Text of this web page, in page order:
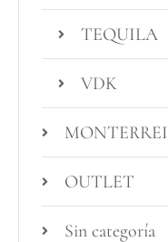
TEQUILA
VDK
MONTERREI
OUTLET
Sin categoría